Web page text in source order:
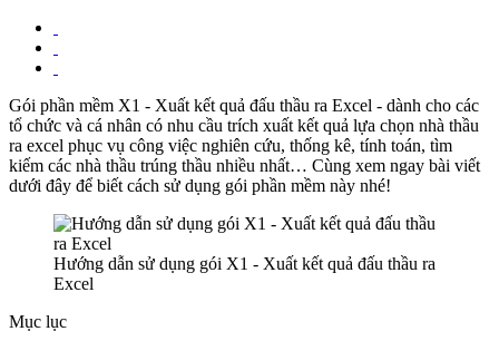
Gói phần mềm X1 - Xuất kết quả đấu thầu ra Excel - dành cho các
tổ chức và cá nhân có nhu cầu trích xuất kết quả lựa chọn nhà thầu
ra excel phục vụ công việc nghiên cứu, thống kê, tính toán, tìm
kiếm các nhà thầu trúng thầu nhiều nhất… Cùng xem ngay bài viết
dưới đây để biết cách sử dụng gói phần mềm này nhé!
Hướng dẫn sử dụng gói X1 - Xuất kết quả đấu thầu ra
Excel
Mục lục